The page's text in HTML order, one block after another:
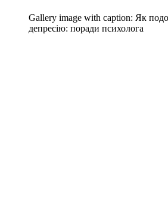
Gallery image with caption: Як
депресію: поради психолога